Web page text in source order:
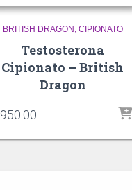
BRITISH DRAGON CIPIONATO
Testosterona
Cipionato – British
Dragon
950.00